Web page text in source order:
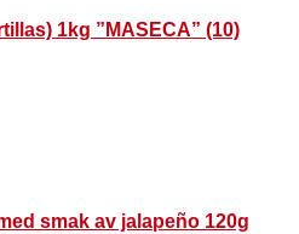
1kg ”MASECA” (10)
smak av jalapeño 120g